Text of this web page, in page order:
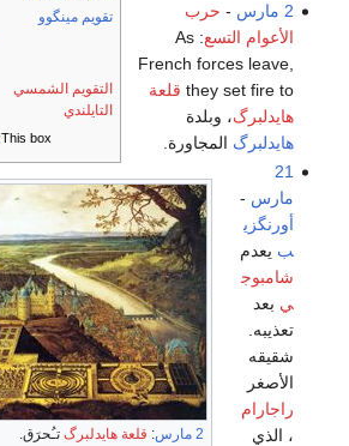
تقويم مينگوو
التقويم الشمسي
التايلندي
This box:
2 مارس : قلعة هايدلبرگ تـُحرَق.
2 مارس - حرب
الأعوام التسع : As
French forces leave,
they set fire to قلعة
هايدلبرگ، وبلدة
هايدلبرگ المجاورة.
21
مارس -
أورنگزي
ب يعدم
شامبوج
ي بعد
تعذيبه.
شقيقه
الأصغر
راجارام
، الذي